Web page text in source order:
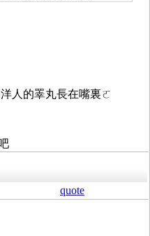
人的睪丸長在嘴裏ㄛ
quote